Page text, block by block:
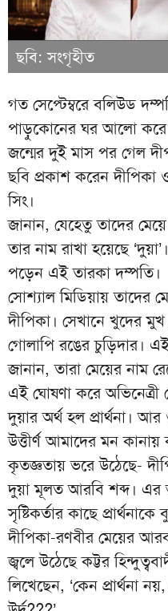
ছবি: সংগৃহীত
গত সেপ্টেম্বরে বলিউড
পাড়ুকোনের ঘর আলো করে
জন্মের দুই মাস পর গেল
ছবি প্রকাশ করেন দীপিকা
সিং।
জানান, যেহেতু তাদের
তার নাম রাখা হয়েছে
পড়েন এই তারকা দম্পতি।
সোশ্যাল মিডিয়ায় তাদের
দীপিকা। সেখানে খুদের
গোলাপি রঙের চুড়িদার।
জানান, তারা মেয়ের নাম
এই ঘোষণা করে অভিনেত্রী
দুয়ার অর্থ হল প্রার্থনা। আর
উত্তীর্ণ আমাদের মন
কৃতজ্ঞতায় ভরে উঠেছে-
দুয়া মূলত আরবি শব্দ। এর
সৃষ্টিকর্তার কাছে প্রার্থনাকে
দীপিকা-রণবীর মেয়ের
জ্বলে উঠেছে কট্টর
লিখেছেন, ‘কেন প্রার্থনা